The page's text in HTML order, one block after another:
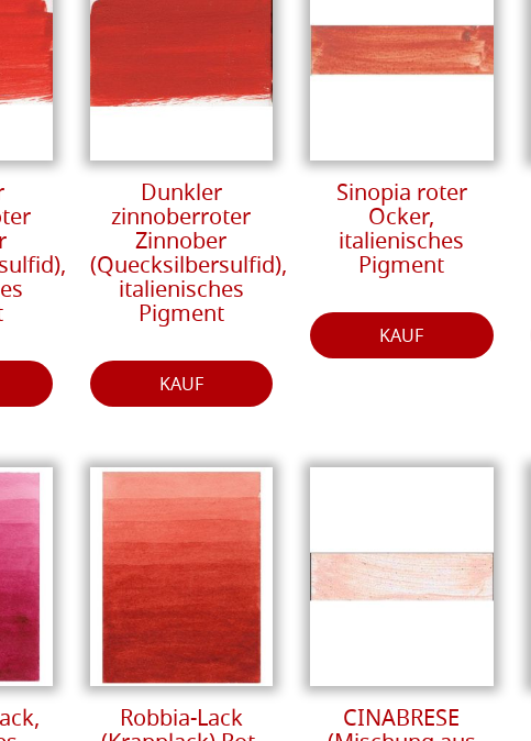
Dunkler
zinnoberroter
Zinnober
(Quecksilbersulfid),
italienisches
Pigment
KAUF
Sinopia roter
Ocker,
italienisches
Pigment
KAUF
Robbia-Lack CINABRESE